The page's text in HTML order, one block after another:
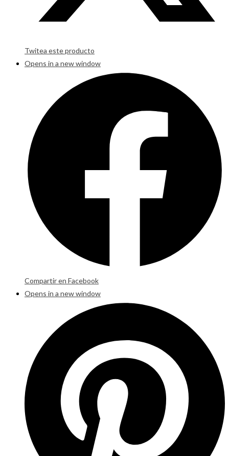
Twitea este producto
Opens in a new window
Compartir en Facebook
Opens in a new window